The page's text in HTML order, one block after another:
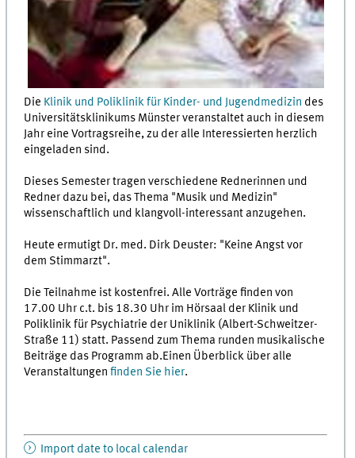
Die Klinik und Poliklinik für Kinder- und Jugendmedizin des
Universitätsklinikums Münster veranstaltet auch in diesem
Jahr eine Vortragsreihe, zu der alle Interessierten herzlich
eingeladen sind.
Dieses Semester tragen verschiedene Rednerinnen und
Redner dazu bei, das Thema "Musik und Medizin"
wissenschaftlich und klangvoll-interessant anzugehen.
Heute ermutigt Dr. med. Dirk Deuster: "Keine Angst vor
dem Stimmarzt".
Die Teilnahme ist kostenfrei. Alle Vorträge finden von
17.00 Uhr c.t. bis 18.30 Uhr im Hörsaal der Klinik und
Poliklinik für Psychiatrie der Uniklinik (Albert-Schweitzer-
Straße 11) statt. Passend zum Thema runden musikalische
Beiträge das Programm ab.Einen Überblick über alle
Veranstaltungenfinden Sie hier.
Import date to local calendar